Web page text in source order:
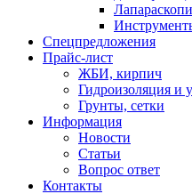
Спецпредложения
Прайс-лист
ЖБИ, кирпич
Гидроизоляция и
Грунты, сетки
Информация
Новости
Статьи
Вопрос ответ
Контакты